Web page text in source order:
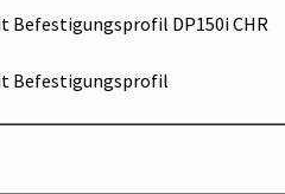
Befestigungsprofil DP150i CHR
Befestigungsprofil